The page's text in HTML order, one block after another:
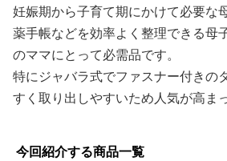
妊娠期から子育て期にかけて必要な
薬手帳などを効率よく整理できる母
のママにとって必需品です。
特にジャバラ式でファスナー付きの
すく取り出しやすいため人気が高ま
今回紹介する商品一覧